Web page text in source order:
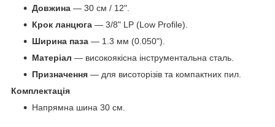
Довжина — 30 см / 12".
Крок ланцюга — 3/8" LP (Low Profile).
Ширина паза — 1.3 мм (0.050").
Матеріал — високоякісна інструментальна сталь.
Призначення — для висоторізів та компактних пил.
Комплектація
Напрямна шина 30 см.